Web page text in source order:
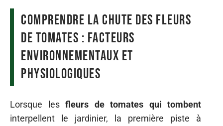
Comprendre la chute des fleurs
de tomates : facteurs
environnementaux et
physiologiques
Lorsque les fleurs de tomates qui tombent
interpellent le jardinier, la première piste à